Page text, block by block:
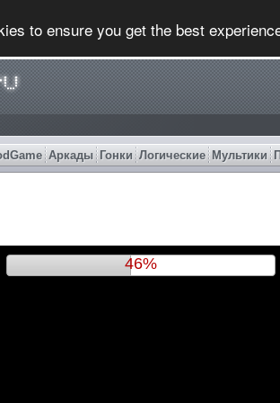
to ensure you get the best
Аркады Гонки Логические Мультики
49%